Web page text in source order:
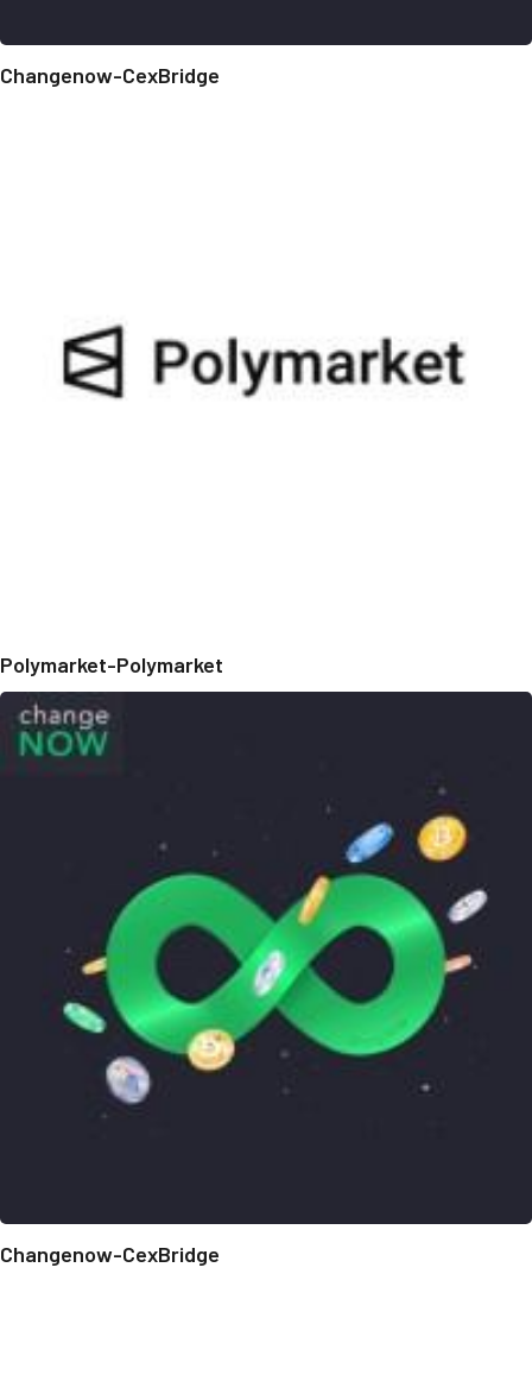
Changenow-CexBridge
Polymarket-Polymarket
Changenow-CexBridge